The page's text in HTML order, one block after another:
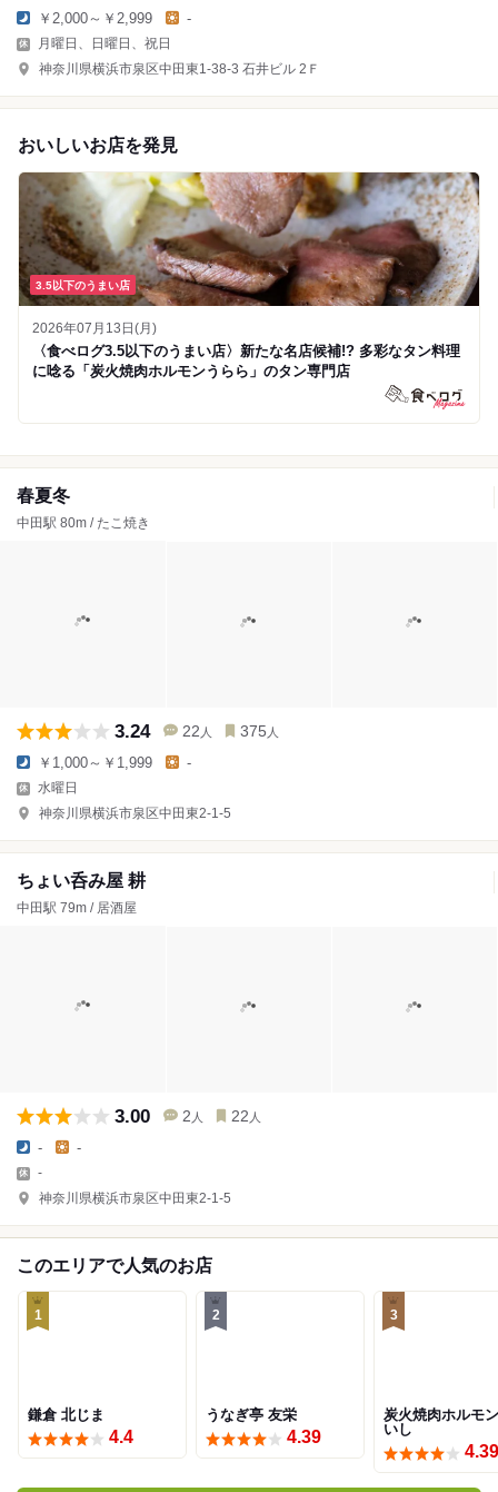
￥2,000～￥2,999 -
月曜日、日曜日、祝日
神奈川県横浜市泉区中田東1-38-3 石井ビル 2Ｆ
おいしいお店を発見
3.5以下のうまい店
2026年07月13日(月)
〈食べログ3.5以下のうまい店〉新たな名店候補!? 多彩なタン料理
に唸る「炭火焼肉ホルモンうらら」のタン専門店
春夏冬
中田駅 80m / たこ焼き
3.24 22 人 375 人
￥1,000～￥1,999 -
水曜日
神奈川県横浜市泉区中田東2-1-5
ちょい呑み屋 耕
中田駅 79m / 居酒屋
3.00 2 人 22 人
- -
-
神奈川県横浜市泉区中田東2-1-5
このエリアで人気のお店
1
鎌倉 北じま
4.4
2
うなぎ亭 友栄
4.39
3
炭火焼肉ホルモ
いし
4.39